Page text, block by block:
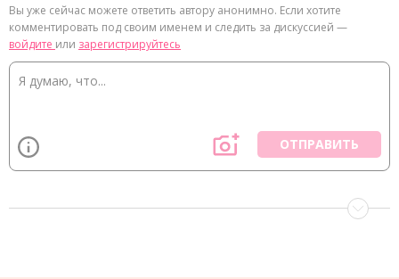
Вы уже сейчас можете ответить автору анонимно. Если хотите
комментировать под своим именем и следить за дискуссией —
войдите или зарегистрируйтесь
ОТПРАВИТЬ